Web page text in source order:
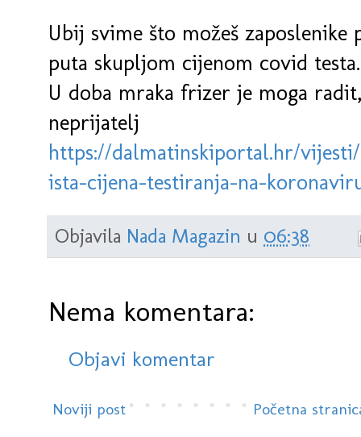
Ubij svime što možeš zaposlenike
puta skupljom cijenom covid
U doba mraka frizer je moga
neprijatelj
https://dalmatinskiportal.hr/
ista-cijena-testiranja-na-
Objavila Nada Magazin u 06:38
Nema komentara:
Objavi komentar
Noviji post Početna